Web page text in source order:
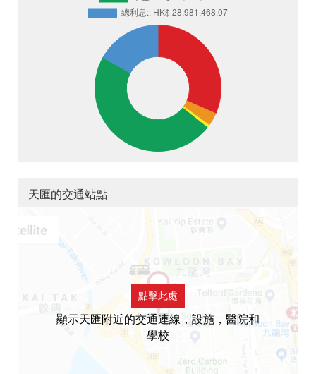
天匯的交通站點
點擊此處
顯示天匯附近的交通連線，設施，醫院和
學校